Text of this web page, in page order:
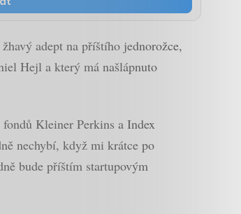
adept na příštího jednorožce,
Hejl a který má našlápnuto
Kleiner Perkins a Index
nechybí, když mi krátce po
bude příštím startupovým